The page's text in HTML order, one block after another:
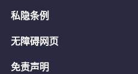
私隐条例
无障碍网页
免责声明